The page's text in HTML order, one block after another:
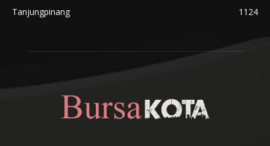
Tanjungpinang
1124